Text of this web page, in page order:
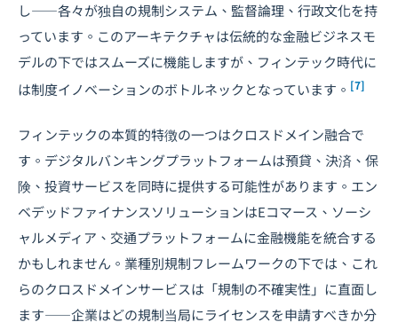
し――各々が独自の規制システム、監督論理、行政文化を持
っています。このアーキテクチャは伝統的な金融ビジネスモ
デルの下ではスムーズに機能しますが、フィンテック時代に
は制度イノベーションのボトルネックとなっています。 [7]
フィンテックの本質的特徴の一つはクロスドメイン融合で
す。デジタルバンキングプラットフォームは預貸、決済、保
険、投資サービスを同時に提供する可能性があります。エン
ベデッドファイナンスソリューションはEコマース、ソーシ
ャルメディア、交通プラットフォームに金融機能を統合する
かもしれません。業種別規制フレームワークの下では、これ
らのクロスドメインサービスは「規制の不確実性」に直面し
ます――企業はどの規制当局にライセンスを申請すべきか分